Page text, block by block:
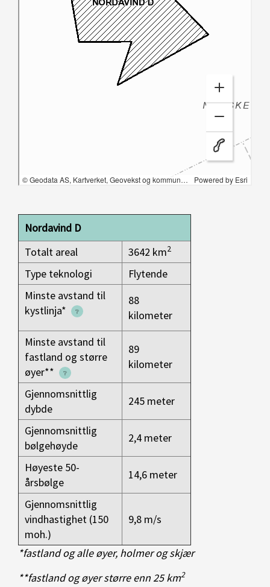
Nordavind D
Totalt areal
3642 km2
Type teknologi
Flytende
Minste avstand til
kystlinja*
88
kilometer
Minste avstand til
fastland og større
øyer**
89
kilometer
Gjennomsnittlig
dybde
245 meter
Gjennomsnittlig
bølgehøyde
2,4 meter
Høyeste 50-
årsbølge
14,6 meter
Gjennomsnittlig
vindhastighet (150
moh.)
9,8 m/s
*fastland og alle øyer, holmer og skjær
**fastland og øyer større enn 25 km2